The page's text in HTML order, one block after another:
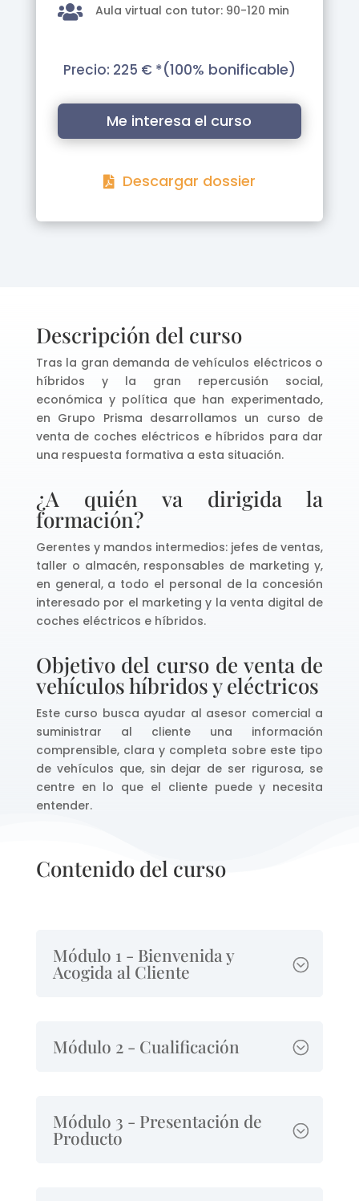
 Aula virtual con tutor: 90-120 min
Precio: 225 € *(100% bonificable)
Me interesa el curso
Descargar dossier
Descripción del curso
Tras la gran demanda de vehículos eléctricos o
híbridos y la gran repercusión social,
económica y política que han experimentado,
en Grupo Prisma desarrollamos un curso de
venta de coches eléctricos e híbridos para dar
una respuesta formativa a esta situación.
¿A quién va dirigida la
formación?
Gerentes y mandos intermedios: jefes de ventas,
taller o almacén, responsables de marketing y,
en general, a todo el personal de la concesión
interesado por el marketing y la venta digital de
coches eléctricos e híbridos.
Objetivo del curso de venta de
vehículos híbridos y eléctricos
Este curso busca ayudar al asesor comercial a
suministrar al cliente una información
comprensible, clara y completa sobre este tipo
de vehículos que, sin dejar de ser rigurosa, se
centre en lo que el cliente puede y necesita
entender.
Contenido del curso
Módulo 1 - Bienvenida y
Acogida al Cliente
Módulo 2 - Cualificación
Módulo 3 - Presentación de
Producto